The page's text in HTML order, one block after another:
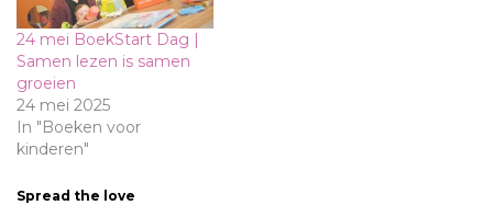
24 mei BoekStart Dag |
Samen lezen is samen
groeien
24 mei 2025
In "Boeken voor
kinderen"
Spread the love